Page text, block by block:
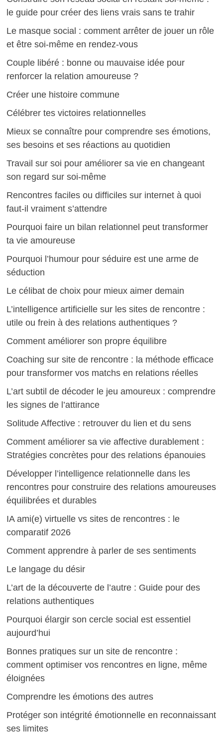
le guide pour créer des liens vrais sans te trahir
Le masque social : comment arrêter de jouer un rôle
et être soi-même en rendez-vous
Couple libéré : bonne ou mauvaise idée pour
renforcer la relation amoureuse ?
Créer une histoire commune
Célébrer tes victoires relationnelles
Mieux se connaître pour comprendre ses émotions,
ses besoins et ses réactions au quotidien
Travail sur soi pour améliorer sa vie en changeant
son regard sur soi-même
Rencontres faciles ou difficiles sur internet à quoi
faut-il vraiment s’attendre
Pourquoi faire un bilan relationnel peut transformer
ta vie amoureuse
Pourquoi l’humour pour séduire est une arme de
séduction
Le célibat de choix pour mieux aimer demain
L’intelligence artificielle sur les sites de rencontre :
utile ou frein à des relations authentiques ?
Comment améliorer son propre équilibre
Coaching sur site de rencontre : la méthode efficace
pour transformer vos matchs en relations réelles
L’art subtil de décoder le jeu amoureux : comprendre
les signes de l’attirance
Solitude Affective : retrouver du lien et du sens
Comment améliorer sa vie affective durablement :
Stratégies concrètes pour des relations épanouies
Développer l’intelligence relationnelle dans les
rencontres pour construire des relations amoureuses
équilibrées et durables
IA ami(e) virtuelle vs sites de rencontres : le
comparatif 2026
Comment apprendre à parler de ses sentiments
Le langage du désir
L’art de la découverte de l’autre : Guide pour des
relations authentiques
Pourquoi élargir son cercle social est essentiel
aujourd’hui
Bonnes pratiques sur un site de rencontre :
comment optimiser vos rencontres en ligne, même
éloignées
Comprendre les émotions des autres
Protéger son intégrité émotionnelle en reconnaissant
ses limites